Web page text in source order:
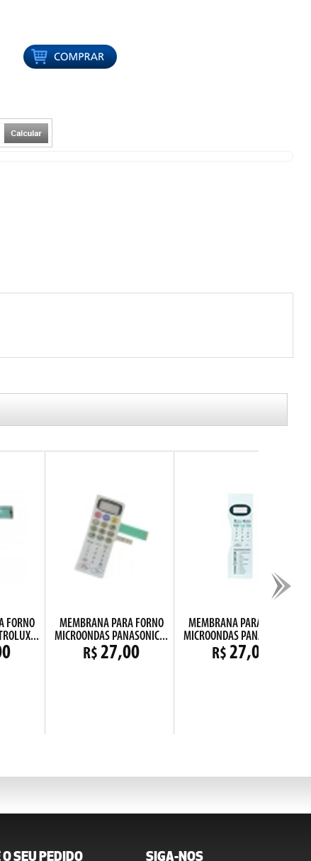
FORNO
MEMBRANA PARA FORNO
MICROONDAS PANASONIC...
R$ 27,00
MEMBRANA PARA FORNO
MICROONDAS PANASONIC...
R$ 27,00
SEU PEDIDO SIGA-NOS